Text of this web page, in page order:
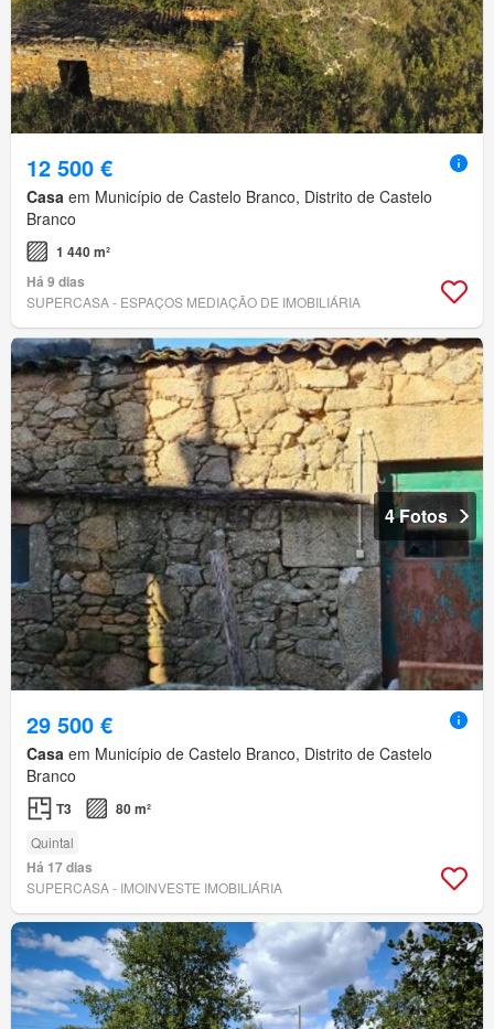
12 500 €
Casa em Município de Castelo Branco, Distrito de Castelo
Branco
1 440 m²
Há 9 dias
SUPERCASA - ESPAÇOS MEDIAÇÃO DE IMOBILIÁRIA
4 Fotos
29 500 €
Casa em Município de Castelo Branco, Distrito de Castelo
Branco
T3 80 m²
Quintal
Há 17 dias
SUPERCASA - IMOINVESTE IMOBILIÁRIA